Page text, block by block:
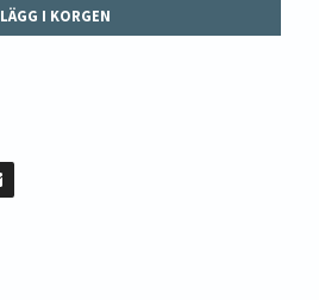
LÄGG I KORGEN